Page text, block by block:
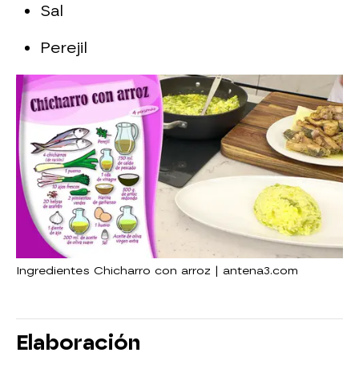
Sal
Perejil
Ingredientes Chicharro con arroz | antena3.com
Elaboración